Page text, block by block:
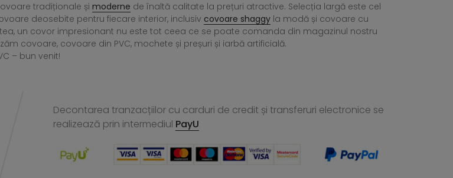
tradiționale și moderne de înaltă calitate la prețuri atractive. Selecția largă este cel
deosebite pentru fiecare interior, inclusiv covoare shaggy la modă și covoare cu
un covor impresionant nu este tot ceea ce se poate comanda din magazinul nostru
covoare, covoare din PVC, mochete și preșuri și iarbă artificială.
– bun venit!
Decontarea tranzacțiilor cu carduri de credit și transferuri electronice se
realizează prin intermediul PayU